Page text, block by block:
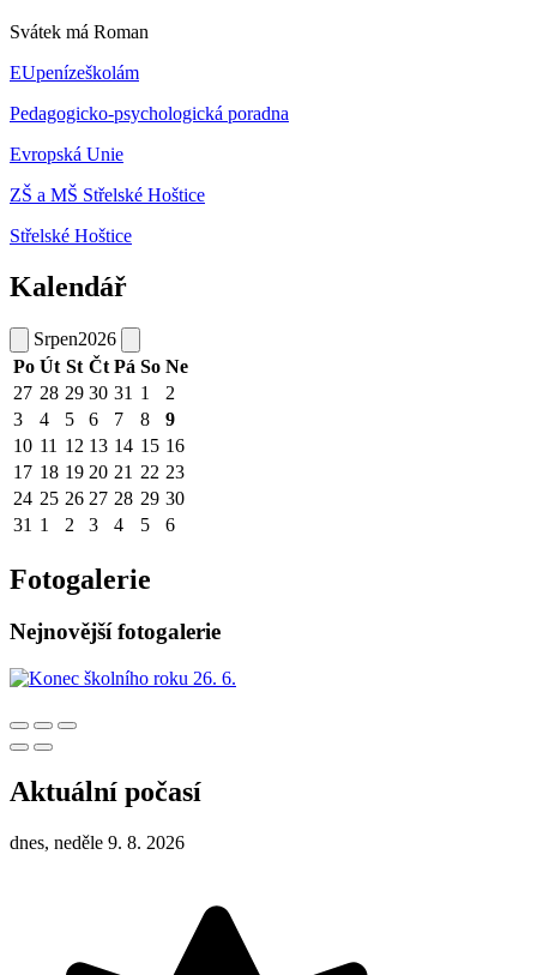
Svátek má Roman
EUpenízeškolám
Pedagogicko-psychologická poradna
Evropská Unie
ZŠ a MŠ Střelské Hoštice
Střelské Hoštice
Kalendář
Srpen2026
Po Út St Čt Pá So Ne
27 28 29 30 31 1
2
3
4 5 6 7 8
9
10 11 12 13 14 15 16
17 18 19 20 21 22 23
24 25 26 27 28 29 30
31 1 2 3 4 5 6
Fotogalerie
Nejnovější fotogalerie
Aktuální počasí
dnes, neděle 9. 8. 2026